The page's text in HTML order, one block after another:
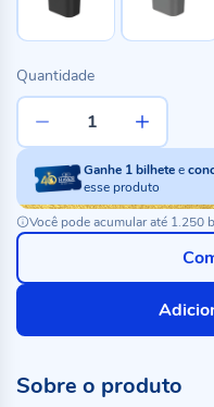
Quantidade
Ganhe 1bilhetee
esse produto
Você pode acumular até 1.250
Sobre o produto